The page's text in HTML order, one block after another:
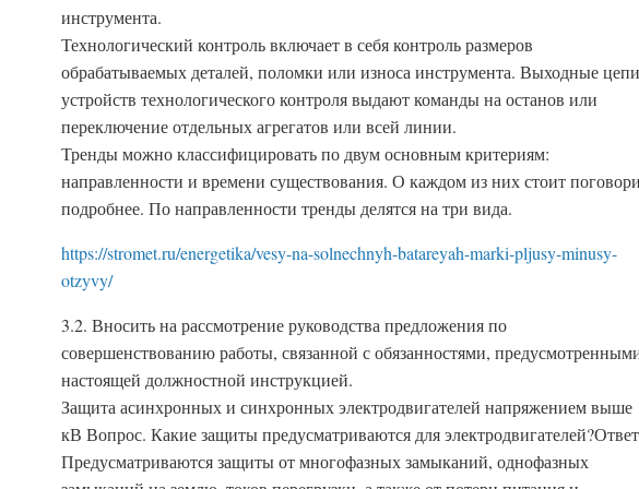
инструмента.
Технологический контроль включает в себя конт­роль размеров
обрабатываемых деталей, поломки или износа инстру­мента. Выходные цепи
устройств технологического контроля выдают команды на останов или
переключение отдельных агрегатов или всей линии.
Тренды можно классифицировать по двум основным критериям:
направленности и времени существования. О каждом из них стоит
подробнее. По направленности тренды делятся на три вида.
https://stromet.ru/energetika/vesy-na-solnechnyh-batareyah-marki-pljusy-minusy-
otzyvy/
3.2. Вносить на рассмотрение руководства предложения по
совершенствованию работы, связанной с обязанностями,
настоящей должностной инструкцией.
Защита асинхронных и синхронных электродвигателей напряжением выше
кВ Вопрос. Какие защиты предусматриваются для
Предусматриваются защиты от многофазных замыканий, однофазных